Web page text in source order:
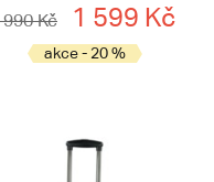
Kč 1 599 Kč
akce - 20 %